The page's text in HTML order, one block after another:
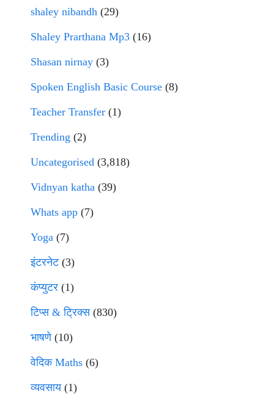
shaley nibandh (29)
Shaley Prarthana Mp3 (16)
Shasan nirnay (3)
Spoken English Basic Course (8)
Teacher Transfer (1)
Trending (2)
Uncategorised (3,818)
Vidnyan katha (39)
Whats app (7)
Yoga (7)
इंटरनेट(3)
कंप्युटर (1)
टिप्स & ट्रिक्स(830)
भाषणे(10)
वेदिक Maths (6)
व्यवसाय(1)